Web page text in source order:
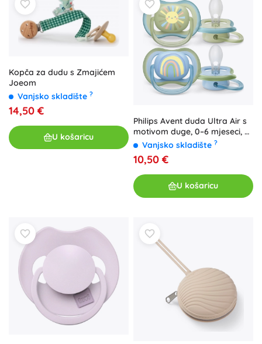
Kopča za dudu s Zmajićem
Joeom
Vanjsko skladište ?
14,50 €
U košaricu
Philips Avent duda Ultra Air s
motivom duge, 0–6 mjeseci, 2
komVanjsko skladište ?
10,50 €
U košaricu